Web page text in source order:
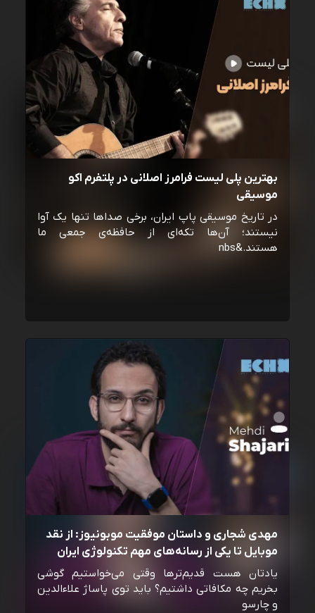
بهترین پلی لیست فرامرز اصلانی در پلتفرم اکو
موسیقی
در تاریخ موسیقی پاپ ایران، برخی صداها تنها یک آوا
نیستند؛ آن‌ها تکه‌ای از حافظه‌ی جمعی ما
هستند.&nbs
مهدی شجاری و داستان موفقیت موبونیوز: از نقد
موبایل تا یکی از رسانه‌‌های مهم تکنولوژی ایران
یادتان هست قدیم‌ترها وقتی می‌خواستیم گوشی
بخریم چه مکافاتی داشتیم؟ باید توی پاساژ علاءالدین
و چارسو